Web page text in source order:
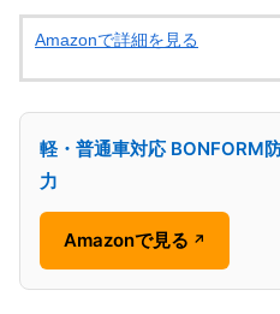
Amazonで詳細を見る
軽・普通車対応 BONFORM
力
Amazonで見る ↗